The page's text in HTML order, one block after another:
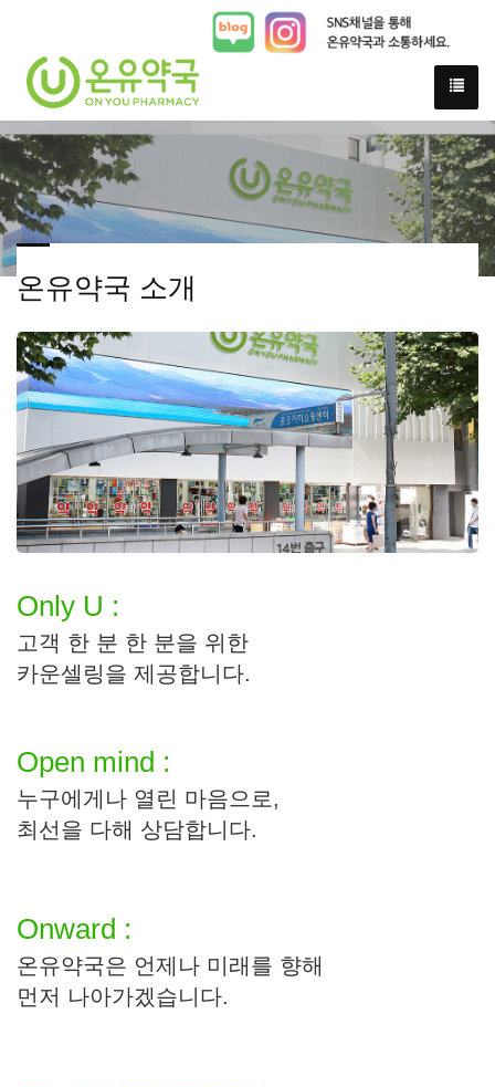
온유약국 소개
Only U :
고객 한 분 한 분을 위한
카운셀링을 제공합니다.
Open mind :
누구에게나 열린 마음으로,
최선을 다해 상담합니다.
Onward :
온유약국은 언제나 미래를 향해
먼저 나아가겠습니다.